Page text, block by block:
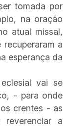
tomada por
na oração
atual missal,
a
esperança da
vai se
- para onde
crentes - as
reverenciar a